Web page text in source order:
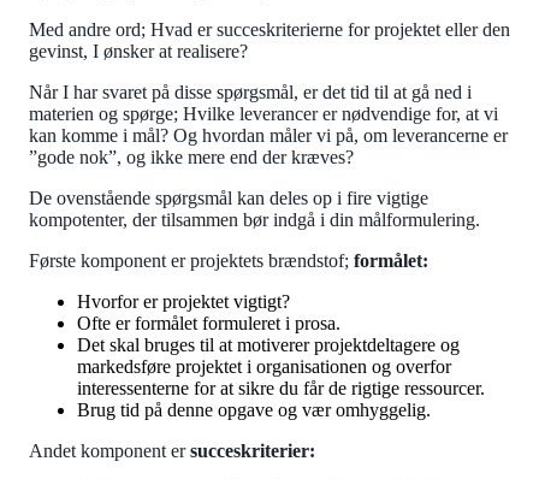
Med andre ord; Hvad er succeskriterierne for projektet eller den
gevinst, I ønsker at realisere?
Når I har svaret på disse spørgsmål, er det tid til at gå ned i
materien og spørge; Hvilke leverancer er nødvendige for, at vi
kan komme i mål? Og hvordan måler vi på, om leverancerne er
”gode nok”, og ikke mere end der kræves?
De ovenstående spørgsmål kan deles op i fire vigtige
kompotenter, der tilsammen bør indgå i din målformulering.
Første komponent er projektets brændstof; formålet:
Hvorfor er projektet vigtigt?
Ofte er formålet formuleret i prosa.
Det skal bruges til at motiverer projektdeltagere og
markedsføre projektet i organisationen og overfor
interessenterne for at sikre du får de rigtige ressourcer.
Brug tid på denne opgave og vær omhyggelig.
Andet komponent ersucceskriterier: